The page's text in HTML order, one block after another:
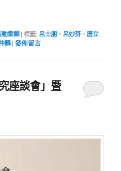
動集錦 |標籤: 呂士朋 、 呂妙芬、 唐立
麟 |發佈留言
座談會」暨